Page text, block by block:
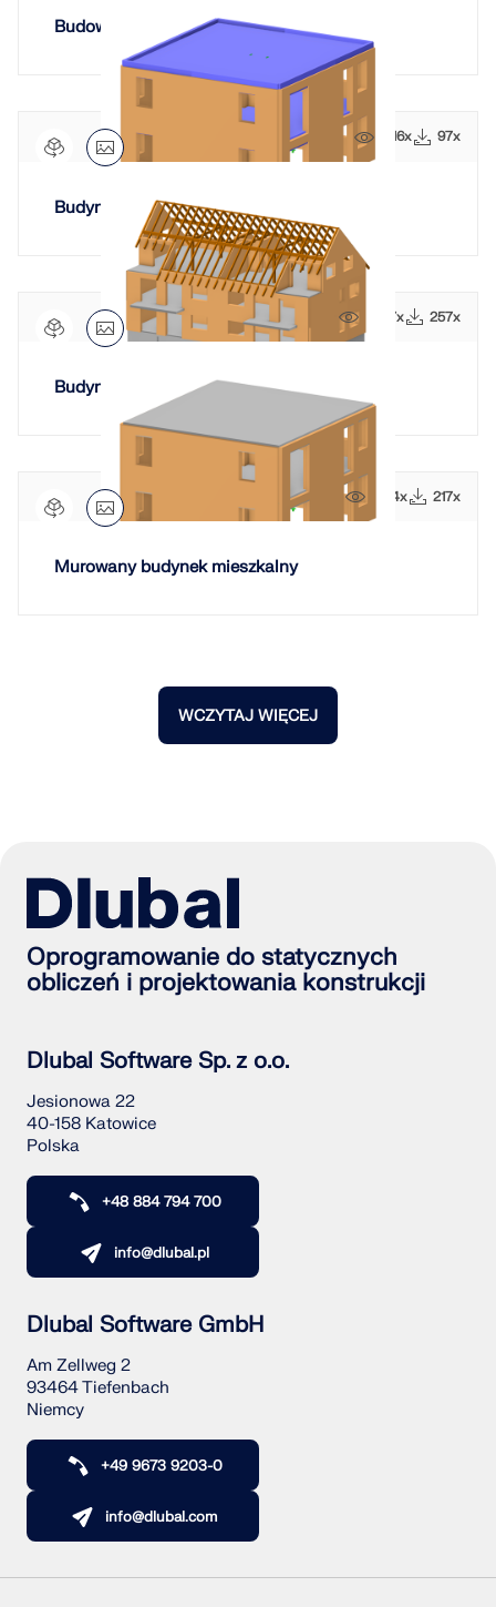
Budowla wielopiętrowa z murów
1616x 97x
Budynek mieszkalny z cegły z attyką
2067x 257x
Budynek mieszkalny wielorodzinny
2154x 217x
Murowany budynek mieszkalny
WCZYTAJ WIĘCEJ
Oprogramowanie do statycznych
obliczeń i projektowania konstrukcji
Dlubal Software Sp. z o.o.
Jesionowa 22
40-158 Katowice
Polska
+48 884 794 700
info@dlubal.pl
Dlubal Software GmbH
Am Zellweg 2
93464 Tiefenbach
Niemcy
+49 9673 9203-0
info@dlubal.com